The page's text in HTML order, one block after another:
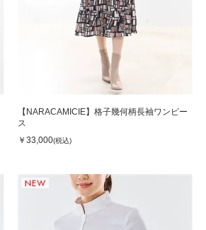
【NARACAMICIE】格子幾何柄長袖ワンピー
ス
￥33,000(税込)